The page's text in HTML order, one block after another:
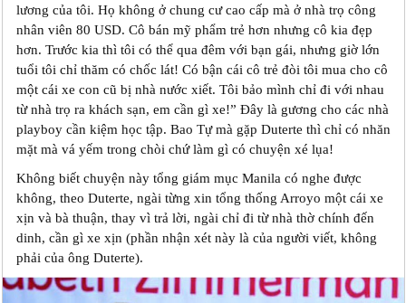
lương của tôi. Họ không ở chung cư cao cấp mà ở nhà trọ công
nhân viên 80 USD. Cô bán mỹ phẩm trẻ hơn nhưng cô kia đẹp
hơn. Trước kia thì tôi có thể qua đêm với bạn gái, nhưng giờ lớn
tuổi tôi chỉ thăm có chốc lát! Có bận cái cô trẻ đòi tôi mua cho cô
một cái xe con cũ bị nhà nước xiết. Tôi bảo mình chỉ đi với nhau
từ nhà trọ ra khách sạn, em cần gì xe!” Đây là gương cho các nhà
playboy cần kiệm học tập. Bao Tự mà gặp Duterte thì chỉ có nhăn
mặt mà vá yếm trong chòi chứ làm gì có chuyện xé lụa!
Không biết chuyện này tổng giám mục Manila có nghe được
không, theo Duterte, ngài từng xin tổng thống Arroyo một cái xe
xịn và bà thuận, thay vì trả lời, ngài chỉ đi từ nhà thờ chính đến
dinh, cần gì xe xịn (phần nhận xét này là của người viết, không
phải của ông Duterte).